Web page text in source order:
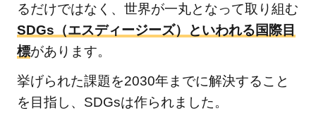
るだけではなく、世界が一丸となって取り組む
SDGs（エスディージーズ）といわれる国際目
標があります。
挙げられた課題を2030年までに解決すること
を目指し、SDGsは作られました。